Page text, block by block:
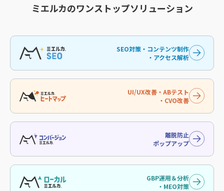
ミエルカのワンストップソリューション
SEO対策・コンテンツ制作
・アクセス解析
UI/UX改善・ABテスト
・CVO改善
離脱防止
ポップアップ
GBP運用＆分析
・MEO対策